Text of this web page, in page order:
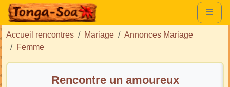
Accueil rencontres Mariage
Annonces Mariage
Femme
Rencontre un amoureux